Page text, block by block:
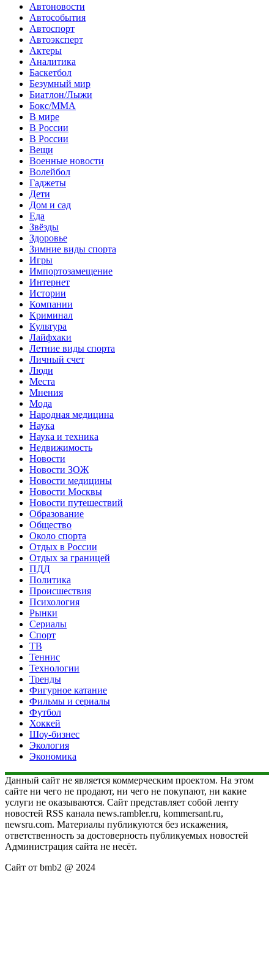
Автоновости
Автособытия
Автоспорт
Автоэксперт
Актеры
Аналитика
Баскетбол
Безумный мир
Биатлон/Лыжи
Бокс/MMA
В мире
В России
В России
Вещи
Военные новости
Волейбол
Гаджеты
Дети
Дом и сад
Еда
Звёзды
Здоровье
Зимние виды спорта
Игры
Импортозамещение
Интернет
Истории
Компании
Криминал
Культура
Лайфхаки
Летние виды спорта
Личный счет
Люди
Места
Мнения
Мода
Народная медицина
Наука
Наука и техника
Недвижимость
Новости
Новости ЗОЖ
Новости медицины
Новости Москвы
Новости путешествий
Образование
Общество
Около спорта
Отдых в России
Отдых за границей
ПДД
Политика
Происшествия
Психология
Рынки
Сериалы
Спорт
ТВ
Теннис
Технологии
Тренды
Фигурное катание
Фильмы и сериалы
Футбол
Хоккей
Шоу-бизнес
Экология
Экономика
Данный сайт не является коммерческим проектом. На этом
сайте ни чего не продают, ни чего не покупают, ни какие
услуги не оказываются. Сайт представляет собой ленту
новостей RSS канала news.rambler.ru, kommersant.ru,
newsru.com. Материалы публикуются без искажения,
ответственность за достоверность публикуемых новостей
Администрация сайта не несёт.
Сайт от bmb2 @ 2024